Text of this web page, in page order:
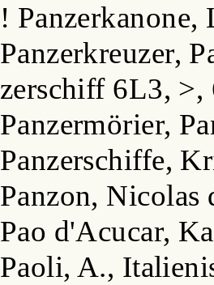
! Panzerkanone,
Panzerkreuzer,
zerschiff 6L3, >,
Panzermörier,
Panzerschiffe,
Panzon, Nicolas
Pao d'Acucar,
Paoli, A.,